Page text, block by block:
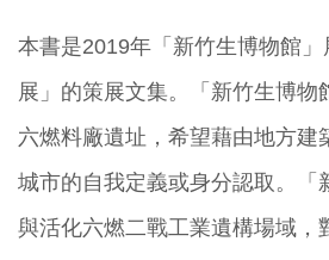
本書是2019年「新竹生博物館
展」的策展文集。「新竹生博物
六燃料廠遺址，希望藉由地方建
城市的自我定義或身分認取。「
與活化六燃二戰工業遺構場域，